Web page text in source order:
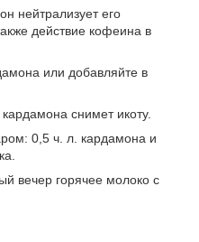
нейтрализует его
действие кофеина в
или добавляйте в
снимет икоту.
0,5 ч. л. кардамона и
вечер горячее молоко с